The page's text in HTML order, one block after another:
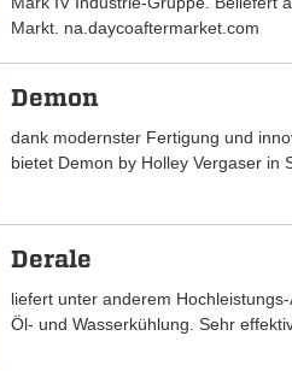
Markt. na.daycoaftermarket.com
Demon
dank modernster Fertigung und
bietet Demon by Holley Vergaser in
Derale
liefert unter anderem
Öl- und Wasserkühlung. Sehr